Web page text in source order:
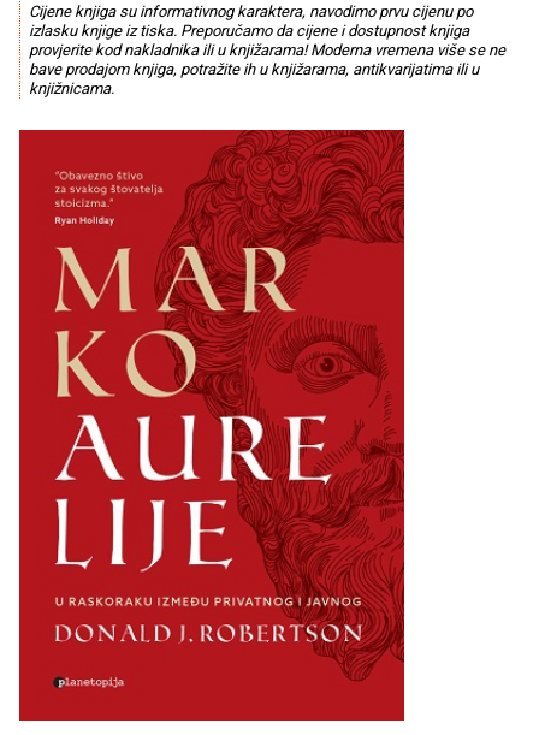
Cijene knjiga su informativnog karaktera, navodimo prvu cijenu po
izlasku knjige iz tiska. Preporučamo da cijene i dostupnost knjiga
provjerite kod nakladnika ili u knjižarama! Moderna vremena više se ne
bave prodajom knjiga, potražite ih u knjižarama, antikvarijatima ili u
knjižnicama.